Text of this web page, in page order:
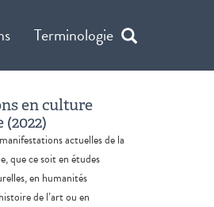
Terminologie
en culture
actuelles de la
que ce soit en études
en humanités
de l’art ou en